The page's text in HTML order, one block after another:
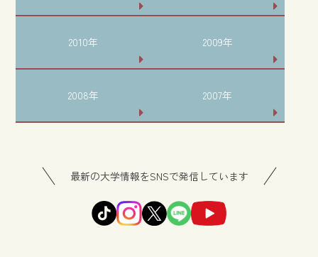
2010年 2009年
2008年 2007年
最新の大学情報をSNSで発信しています